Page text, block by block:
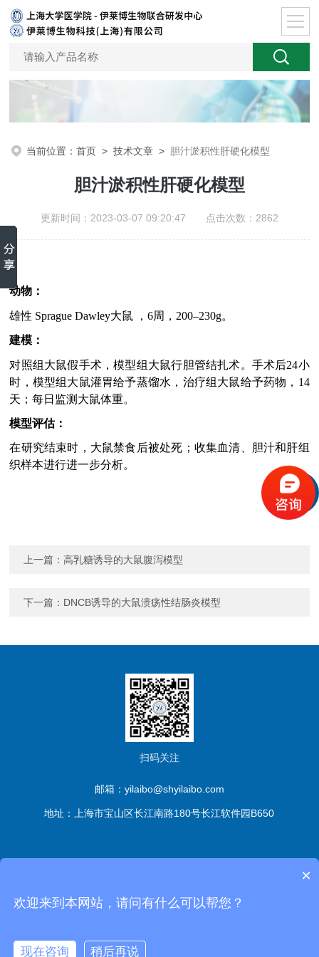
当前位置：首页 >技术文章 > 胆汁淤积性肝硬化模型
胆汁淤积性肝硬化模型
更新时间：2023-03-07 09:20:47 点击次数：2862
动物：
雄性 Sprague Dawley大鼠 ，6周， 200–230g。
建模：
对照组大鼠假手术，模型组大鼠行胆管结扎术。手术后24小
时，模型组大鼠灌胃给予蒸馏水，治疗组大鼠给予药物，14
天；每日监测大鼠体重。
模型评估：
在研究结束时，大鼠禁食后被处死；收集血清、胆汁和肝组
织样本进行进一步分析。
上一篇：高乳糖诱导的大鼠腹泻模型
下一篇： DNCB诱导的大鼠溃疡性结肠炎模型
扫码关注
邮箱：yilaibo@shyilaibo.com
地址：上海市宝山区长江南路180号长江软件园B650
×
欢迎来到本网站，请问有什么可以帮您？
现在咨询 稍后再说